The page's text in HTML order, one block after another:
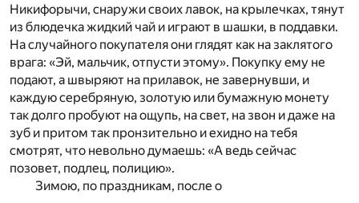
Никифорычи, снаружи своих лавок, на крылечках, тянут
из блюдечка жидкий чай и играют в шашки, в поддавки.
На случайного покупателя они глядят как на заклятого
врага: «Эй, мальчик, отпусти этому». Покупку ему не
подают, а швыряют на прилавок, не завернувши, и
каждую серебряную, золотую или бумажную монету
так долго пробуют на ощупь, на свет, на звон и даже на
зуб и притом так пронзительно и ехидно на тебя
смотрят, что невольно думаешь: «А ведь сейчас
позовет, подлец, полицию».
Зимою, по праздникам, после о